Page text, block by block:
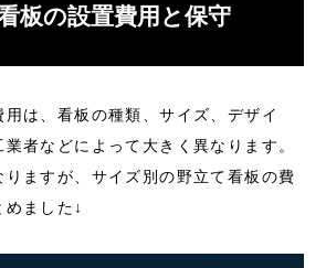
板の設置費用と保守
は、看板の種類、サイズ、デザイ
者などによって大きく異なります。
りますが、サイズ別の野立て看板の費
ました↓